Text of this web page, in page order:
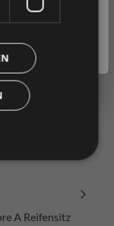
Produkt
A Reifensitz
)